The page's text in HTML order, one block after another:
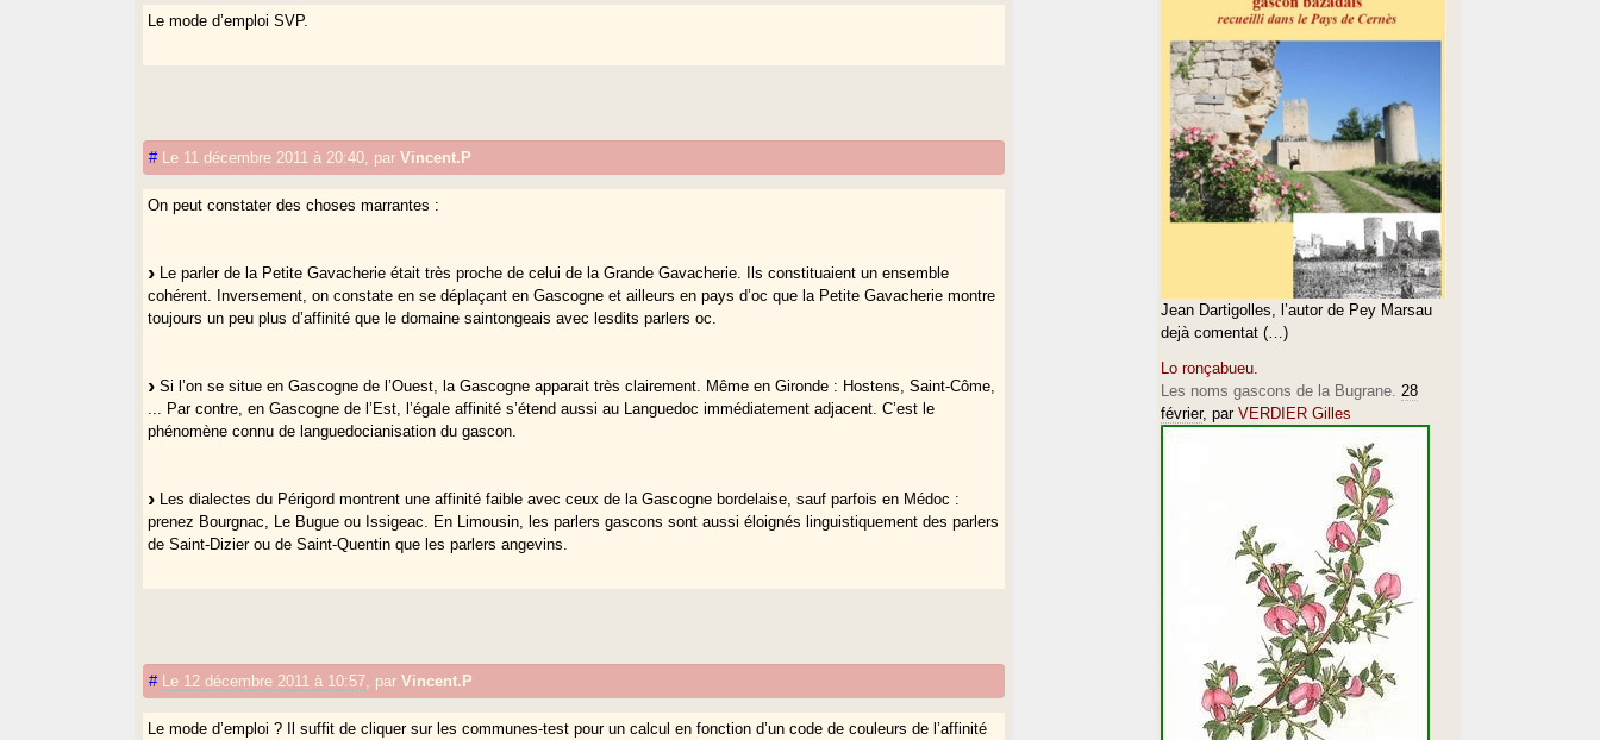
Le mode d’emploi SVP.
# Le 11 décembre 2011 à 20:40 parVincent.P
On peut constater des choses marrantes :
Le parler de la Petite Gavacherie était très proche de celui de la Grande Gavacherie. Ils constituaient un ensemble
cohérent. Inversement, on constate en se déplaçant en Gascogne et ailleurs en pays d’oc que la Petite Gavacherie montre
toujours un peu plus d’affinité que le domaine saintongeais avec lesdits parlers oc.
Si l’on se situe en Gascogne de l’Ouest, la Gascogne apparait très clairement. Même en Gironde : Hostens, Saint-Côme,
... Par contre, en Gascogne de l’Est, l’égale affinité s’étend aussi au Languedoc immédiatement adjacent. C’est le
phénomène connu de languedocianisation du gascon.
Les dialectes du Périgord montrent une affinité faible avec ceux de la Gascogne bordelaise, sauf parfois en Médoc :
prenez Bourgnac, Le Bugue ou Issigeac. En Limousin, les parlers gascons sont aussi éloignés linguistiquement des parlers
de Saint-Dizier ou de Saint-Quentin que les parlers angevins.
# Le 12 décembre 2011 à 10:57 parVincent.P
Le mode d’emploi ? Il suffit de cliquer sur les communes-test pour un calcul en fonction d’un code de couleurs de l’affinité
Jean Dartigolles, l’autor de Pey Marsau
dejà comentat (…)
Lo ronçabueu.
Les noms gascons de la Bugrane. 28
février, par VERDIER Gilles